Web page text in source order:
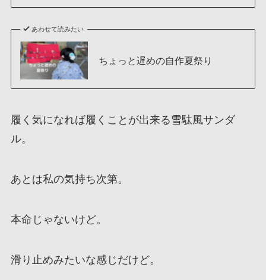
あわせて読みたい
ちょっと遅めの自作夏祭り
履く気になれば履くことが出来る雪駄風サンダ
ル。
あとは私の気持ち次第。
本命じゃないけど。
滑り止めみたいな感じだけど。